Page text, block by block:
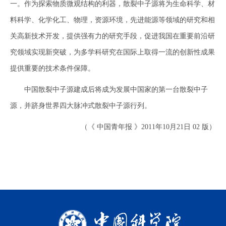
一。作为探索物质微观结构的利器，散裂中子源将为生命科学、材
料科学、化学化工、物理，资源环境，先进能源等领域的研究和相
关高新技术开发，提供强有力的研究手段，促进我国在重要前沿研
究领域实现新突破，为多学科研究在国际上取得一流的创新性成果
提供重要的技术条件保障。
中国散裂中子源建成后将成为发展中国家的第一台散裂中子
源，并跻身世界四大脉冲式散裂中子源行列。
（《 中国青年报 》2011年10月21日 02 版）